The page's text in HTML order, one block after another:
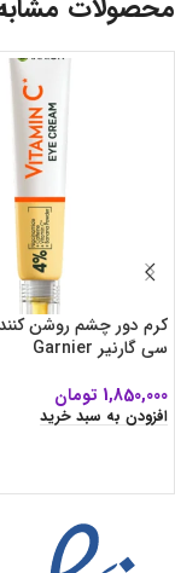
محصولات
کرم دور چشم روشن
سی گارنیر Garnier
1,850,000 تومان
افزودن به سبد خرید